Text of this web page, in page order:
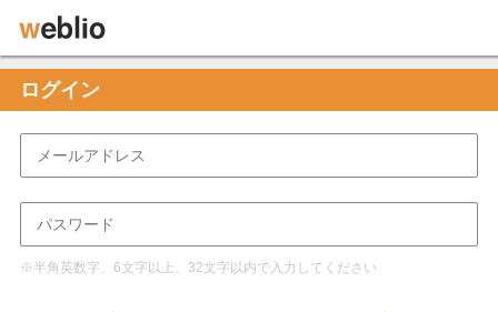
ログイン
※半角英数字、6文字以上、32文字以内で入力してください